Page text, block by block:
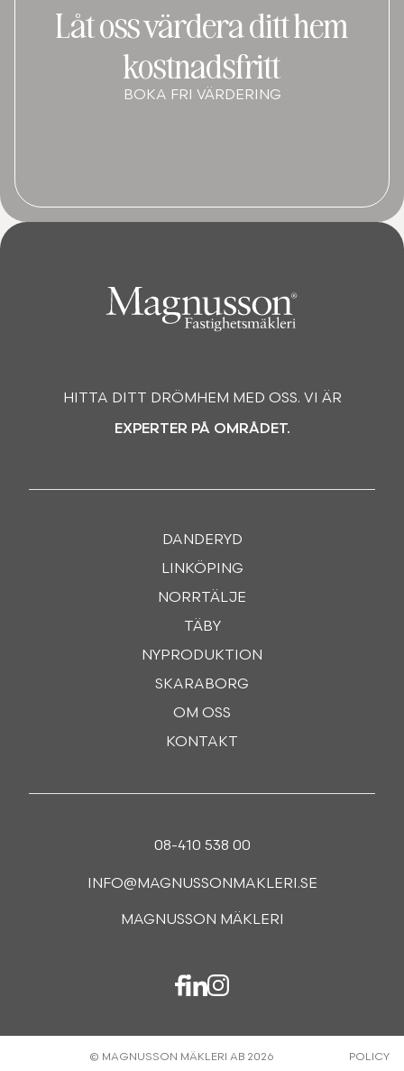
Låt oss värdera ditt hem
kostnadsfritt
BOKA FRI VÄRDERING
HITTA DITT DRÖMHEM MED OSS. VI ÄR
EXPERTER PÅ OMRÅDET.
DANDERYD
LINKÖPING
NORRTÄLJE
TÄBY
NYPRODUKTION
SKARABORG
OM OSS
KONTAKT
08-410 538 00
INFO@MAGNUSSONMAKLERI.SE
MAGNUSSON MÄKLERI
© MAGNUSSON MÄKLERI AB 2026 POLICY